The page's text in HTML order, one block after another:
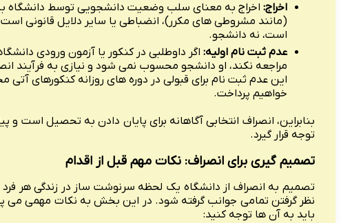
اخراج: اخراج به معنای سلب وضعیت دانشجویی توسط دانشگاه
(مانند مشروطی های مکرر)، انضباطی یا سایر دلایل قانونی
است، نه دانشجو.
عدم ثبت نام اولیه: اگر داوطلبی در کنکور یا آزمون ورودی
مراجعه نکند، او دانشجو محسوب نمی شود و نیازی به فرآیند
این عدم ثبت نام برای قبولی در دوره های روزانه کنکورهای آتی
خواهیم پرداخت.
بنابراین، انصراف انتخابی آگاهانه برای پایان دادن به تحصیل است و
توجه قرار گیرد.
تصمیم گیری برای انصراف: نکات مهم قبل از اقدام
تصمیم به انصراف از دانشگاه یک لحظه سرنوشت ساز در زندگی هر
نظر گرفتن تمامی جوانب گرفته شود. در این بخش به نکات مهمی می
باید به آن ها توجه کنید: